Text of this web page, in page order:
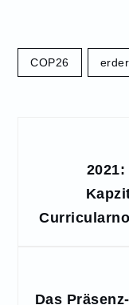
COP26
Das